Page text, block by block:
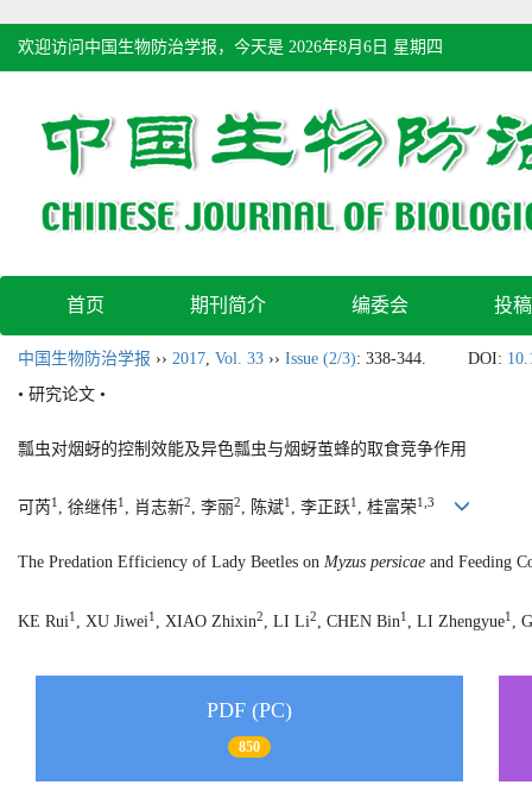
欢迎访问中国生物防治学报，今天是 2026年8月6日 星期四
首页 期刊简介 编委会 投
中国生物防治学报 ›› 2017, Vol. 33 ›› Issue (2/3): 338-344. DOI:
• 研究论文 •
瓢虫对烟蚜的控制效能及异色瓢虫与烟蚜茧蜂的取食竞争作用
可芮1 , 徐继伟1 , 肖志新2, 李丽2, 陈斌1 , 李正跃1 , 桂富荣1,3
The Predation Efficiency of Lady Beetles on Myzus persicae and Feeding
KE Rui1 , XU Jiwei1 , XIAO Zhixin2 , LI Li2 , CHEN Bin1 , LI Zhengyue1 ,
PDF (PC)
850